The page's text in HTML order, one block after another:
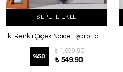
SEPETE EKLE
İki Renkli Çiçek Naide Eşarp Lacivert
%50
₺ 1,099.80
₺ 549.90